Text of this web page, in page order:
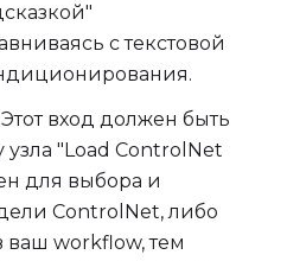
с текстовой
Этот вход должен быть
"Load ControlNet
для выбора и
ControlNet, либо
workflow, тем